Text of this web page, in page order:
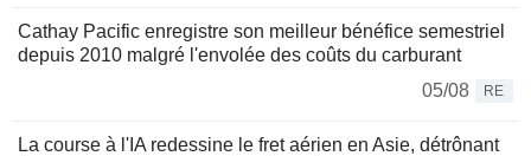
Cathay Pacific enregistre son meilleur bénéfice semestriel
depuis 2010 malgré l'envolée des coûts du carburant
05/08
RE
La course à l'IA redessine le fret aérien en Asie, détrônant